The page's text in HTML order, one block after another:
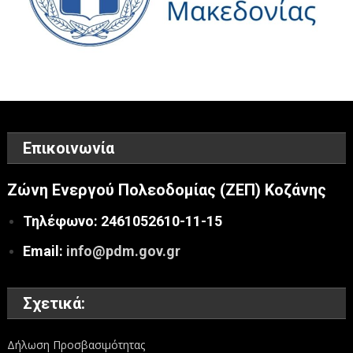
Επικοινωνία
Ζώνη Ενεργού Πολεοδομίας (ΖΕΠ) Κοζάνης
Τηλέφωνο: 2461052610-11-15
Email: info@pdm.gov.gr
Σχετικά:
Δήλωση Προσβασιμότητας